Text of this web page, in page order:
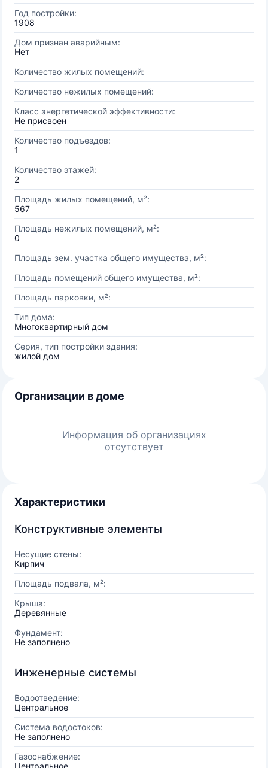
Год постройки:
1908
Дом признан аварийным:
Нет
Количество жилых помещений:
Количество нежилых помещений:
Класс энергетической эффективности:
Не присвоен
Количество подъездов:
1
Количество этажей:
2
Площадь жилых помещений, м²:
567
Площадь нежилых помещений, м²:
0
Площадь зем. участка общего имущества, м²:
Площадь помещений общего имущества, м²:
Площадь парковки, м²:
Тип дома:
Многоквартирный дом
Серия, тип постройки здания:
жилой дом
Организации в доме
Информация об организациях
отсутствует
Характеристики
Конструктивные элементы
Несущие стены:
Кирпич
Площадь подвала, м²:
Крыша:
Деревянные
Фундамент:
Не заполнено
Инженерные системы
Водоотведение:
Центральное
Система водостоков:
Не заполнено
Газоснабжение:
Центральное